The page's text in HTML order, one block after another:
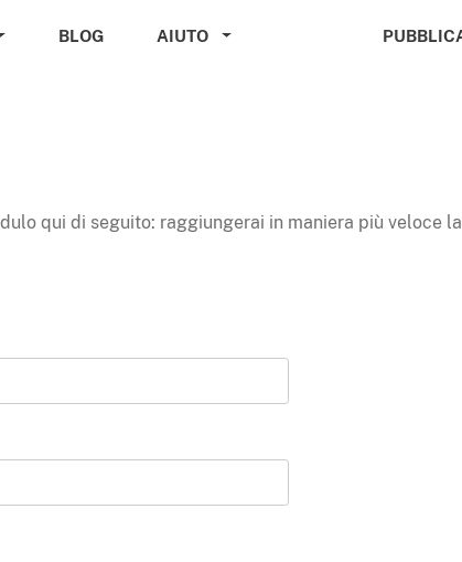
BLOG AIUTO
qui di seguito: raggiungerai in maniera più veloce